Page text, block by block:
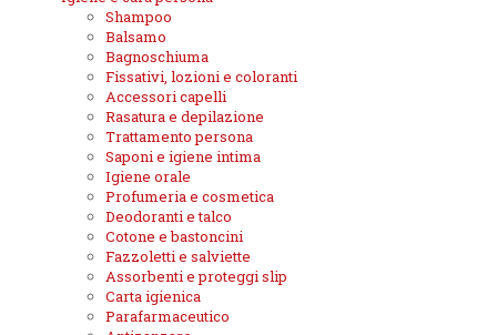
Shampoo
Balsamo
Bagnoschiuma
Fissativi, lozioni e coloranti
Accessori capelli
Rasatura e depilazione
Trattamento persona
Saponi e igiene intima
Igiene orale
Profumeria e cosmetica
Deodoranti e talco
Cotone e bastoncini
Fazzoletti e salviette
Assorbenti e proteggi slip
Carta igienica
Parafarmaceutico